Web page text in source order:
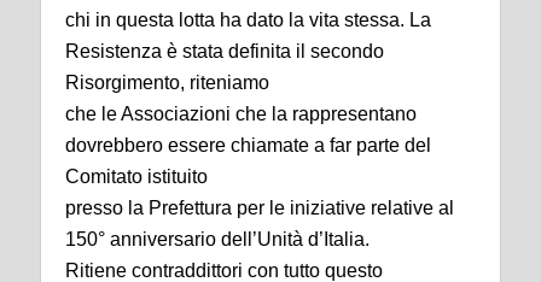
chi in questa lotta ha dato la vita stessa. La
Resistenza è stata definita il secondo
Risorgimento, riteniamo
che le Associazioni che la rappresentano
dovrebbero essere chiamate a far parte del
Comitato istituito
presso la Prefettura per le iniziative relative al
150° anniversario dell’Unità d’Italia.
Ritiene contraddittori con tutto questo